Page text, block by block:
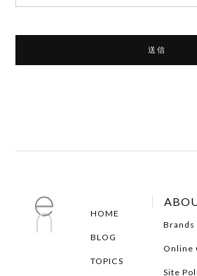
HOME
BLOG
TOPICS
Brands
Online
Site